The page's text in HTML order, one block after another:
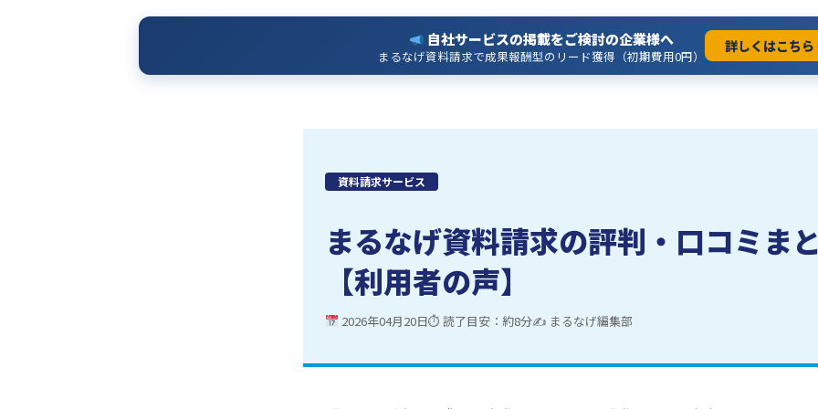
自社サービスの掲載をご検討の企業様へ
まるなげ資料請求で成果報酬型のリード獲得（初期費用0円）
詳しくはこち
資料請求サービス
まるなげ資料請求の評判・口コミま
【利用者の声】
2026年04月20日⏱ 読了目安：約8分✍ まるなげ編集部